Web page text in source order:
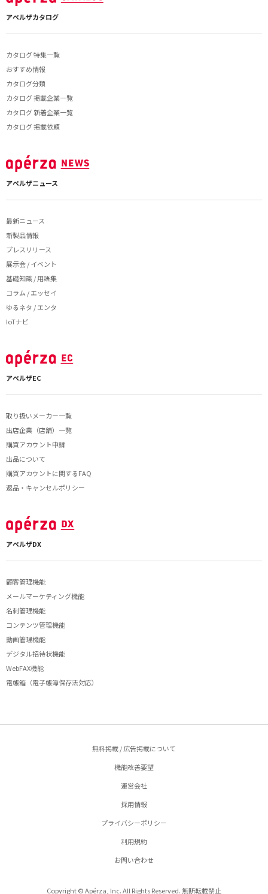
アペルザカタログ
カタログ 特集一覧
おすすめ情報
カタログ分類
カタログ 掲載企業一覧
カタログ 新着企業一覧
カタログ 掲載依頼
アペルザニュース
最新ニュース
新製品情報
プレスリリース
展示会 / イベント
基礎知識 / 用語集
コラム / エッセイ
ゆるネタ / エンタ
IoTナビ
アペルザEC
取り扱いメーカー一覧
出店企業（店舗）一覧
購買アカウント申請
出品について
購買アカウントに関するFAQ
返品・キャンセルポリシー
アペルザDX
顧客管理機能
メールマーケティング機能
名刺管理機能
コンテンツ管理機能
動画管理機能
デジタル招待状機能
WebFAX機能
電帳箱（電子帳簿保存法対応）
無料掲載 / 広告掲載について
機能改善要望
運営会社
採用情報
プライバシーポリシー
利用規約
お問い合わせ
Copyright © Apérza, Inc. All Rights Reserved. 無断転載禁止